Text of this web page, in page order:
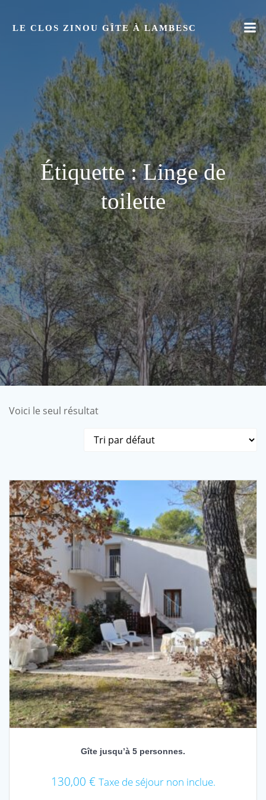
Aller
au
contenu
LE CLOS ZINOU GÎTE À LAMBESC
Étiquette :Linge de
toilette
Voici le seul résultat
Gîte jusqu’à 5 personnes.
130,00 € Taxe de séjour non inclue.